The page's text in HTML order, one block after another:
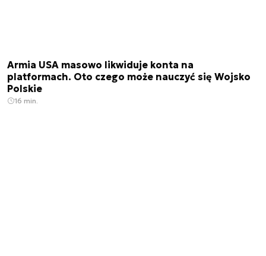
Armia USA masowo likwiduje konta na
platformach. Oto czego może nauczyć się Wojsko
Polskie
16 min.